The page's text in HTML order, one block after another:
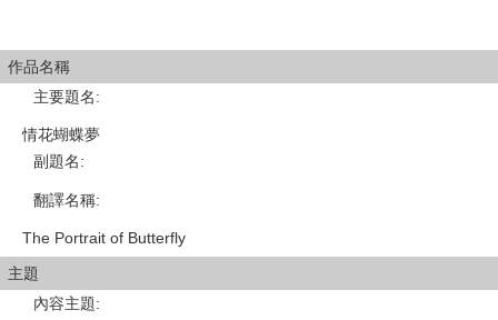
作品名稱
主要題名:
情花蝴蝶夢
副題名:
翻譯名稱:
The Portrait of Butterfly
主題
內容主題: